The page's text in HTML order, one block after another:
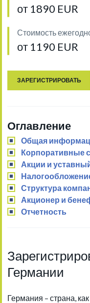
от 1890 EUR
Стоимость
от 1190 EUR
ЗАРЕГИСТРИРОВАТЬ
Оглавление
Общая
Корпоративные
Акции и
Структура
Акционер и
Отчетность
Германии
Германия – страна,